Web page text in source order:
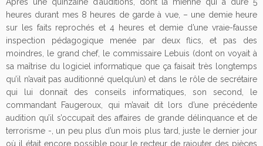
heures durant mes 8 heures de garde à vue, – une demie heure
sur les faits reprochés et 4 heures et demie d’une vraie-fausse
inspection pédagogique menée par deux flics, et pas des
moindres, le grand chef, le commissaire Lebuis (dont on voyait à
sa maîtrise du logiciel informatique que ça faisait très longtemps
qu’il n’avait pas auditionné quelqu’un) et dans le rôle de secrétaire
qui lui donnait des conseils informatiques, son second, le
commandant Faugeroux, qui m’avait dit lors d’une précédente
audition qu’il s’occupait des affaires de grande délinquance et de
terrorisme -, un peu plus d’un mois plus tard, juste le dernier jour
où il était encore possible pour le recteur de rajouter des pièces